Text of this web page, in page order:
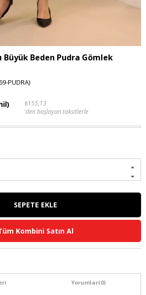
Büyük Beden Pudra Gömlek
PUDRA)
₺155,13
'den başlayan taksitlerle
Kombini Satın Al
Yorumlar(0)